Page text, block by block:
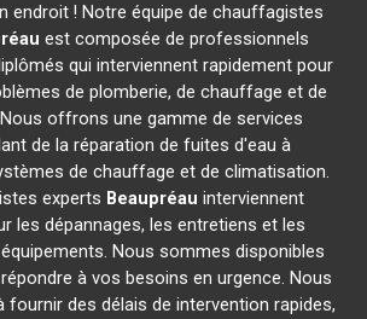
endroit ! Notre équipe de chauffagistes
est composée de professionnels
qui interviennent rapidement pour
de plomberie, de chauffage et de
offrons une gamme de services
de la réparation de fuites d'eau à
de chauffage et de climatisation.
experts Beaupréau interviennent
les dépannages, les entretiens et les
Nous sommes disponibles
à vos besoins en urgence. Nous
fournir des délais de intervention rapides,